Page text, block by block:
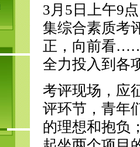
3月5日上午9
集综合素质考
正，向前看
全力投入到各
考评现场，应
评环节，青年
的理想和抱负